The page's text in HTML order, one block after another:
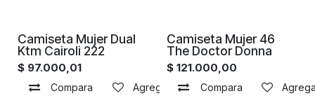
Camiseta Mujer Dual
Ktm Cairoli 222
$ 97.000,01
Compara Agregar a la lista de deseos
Camiseta Mujer 46
The Doctor Donna
$121.000,00
Compara